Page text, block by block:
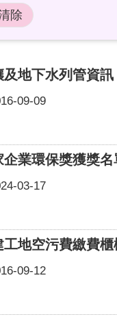
及地下水列管資訊
09-09
企業環保獎獲獎名
03-17
工地空污費繳費櫃
09-12